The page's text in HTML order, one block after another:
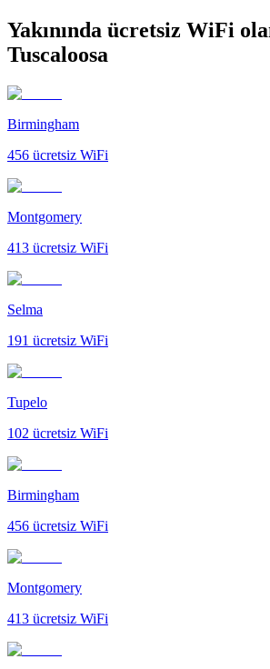
Yakınında ücretsiz WiFi
Tuscaloosa
Birmingham
456 ücretsiz WiFi
Montgomery
413 ücretsiz WiFi
Selma
191 ücretsiz WiFi
Tupelo
102 ücretsiz WiFi
Birmingham
456 ücretsiz WiFi
Montgomery
413 ücretsiz WiFi